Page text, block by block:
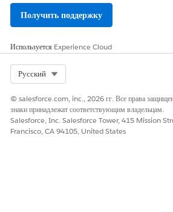
ЭТА СТАТЬЯ РЕШИЛА ВАШУ
Получить поддержку
Используется Experience Cloud
Русский
© salesforce.com, inc., 2026 гг. Все права
знаки принадлежат соответствующим владельцам.
Salesforce, Inc. Salesforce Tower, 415 Mission
Francisco, CA 94105, United States